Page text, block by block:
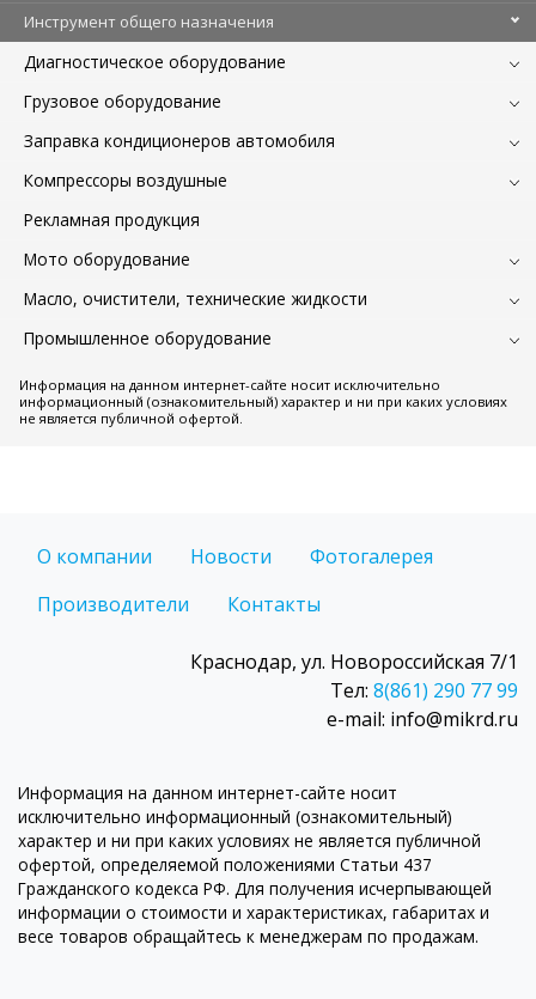
Инструмент общего назначения
Диагностическое оборудование
Грузовое оборудование
Заправка кондиционеров автомобиля
Компрессоры воздушные
Рекламная продукция
Мото оборудование
Масло, очистители, технические жидкости
Промышленное оборудование
Информация на данном интернет-сайте носит исключительно
информационный (ознакомительный) характер и ни при каких условиях
не является публичной офертой.
О компании Новости
Фотогалерея
Производители
Контакты
Краснодар, ул. Новороссийская 7/1
Тел: 8(861) 290 77 99
e-mail: info@mikrd.ru
Информация на данном интернет-сайте носит
исключительно информационный (ознакомительный)
характер и ни при каких условиях не является публичной
офертой, определяемой положениями Статьи 437
Гражданского кодекса РФ. Для получения исчерпывающей
информации о стоимости и характеристиках, габаритах и
весе товаров обращайтесь к менеджерам по продажам.